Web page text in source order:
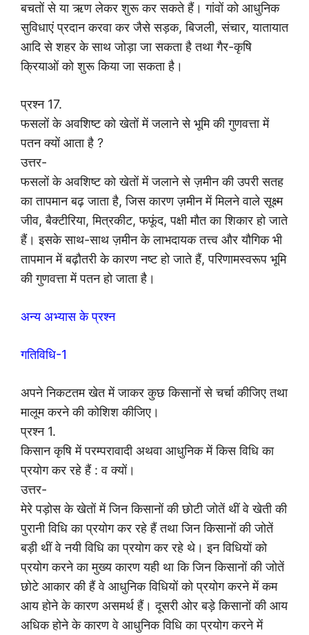
बचतों से या ऋण लेकर शुरू कर सकते हैं। गांवों को आधुनिक
सुविधाएं प्रदान करवा कर जैसे सड़क, बिजली, संचार, यातायात
आदि से शहर के साथ जोड़ा जा सकता है तथा गैर-कृषि
क्रियाओं को शुरू किया जा सकता है।
प्रश्न 17.
फसलों के अवशिष्ट को खेतों में जलाने से भूमि की गुणवत्ता में
पतन क्यों आता है ?
उत्तर-
फसलों के अवशिष्ट को खेतों में जलाने से ज़मीन की उपरी सतह
का तापमान बढ़ जाता है, जिस कारण ज़मीन में मिलने वाले सूक्ष्म
जीव, बैक्टीरिया, मित्रकीट, फफूंद, पक्षी मौत का शिकार हो जाते
हैं। इसके साथ-साथ ज़मीन के लाभदायक तत्त्व और यौगिक भी
तापमान में बढ़ौतरी के कारण नष्ट हो जाते हैं, परिणामस्वरूप भूमि
की गुणवत्ता में पतन हो जाता है।
अन्य अभ्यास के प्रश्न
गतिविधि-1
अपने निकटतम खेत में जाकर कुछ किसानों से चर्चा कीजिए तथा
मालूम करने की कोशिश कीजिए।
प्रश्न 1.
किसान कृषि में परम्परावादी अथवा आधुनिक में किस विधि का
प्रयोग कर रहे हैं : व क्यों।
उत्तर-
मेरे पड़ोस के खेतों में जिन किसानों की छोटी जोतें थीं वे खेती की
पुरानी विधि का प्रयोग कर रहे हैं तथा जिन किसानों की जोतें
बड़ी थीं वे नयी विधि का प्रयोग कर रहे थे। इन विधियों को
प्रयोग करने का मुख्य कारण यही था कि जिन किसानों की जोतें
छोटे आकार की हैं वे आधुनिक विधियों को प्रयोग करने में कम
आय होने के कारण असमर्थ हैं। दूसरी ओर बड़े किसानों की आय
अधिक होने के कारण वे आधुनिक विधि का प्रयोग करने में